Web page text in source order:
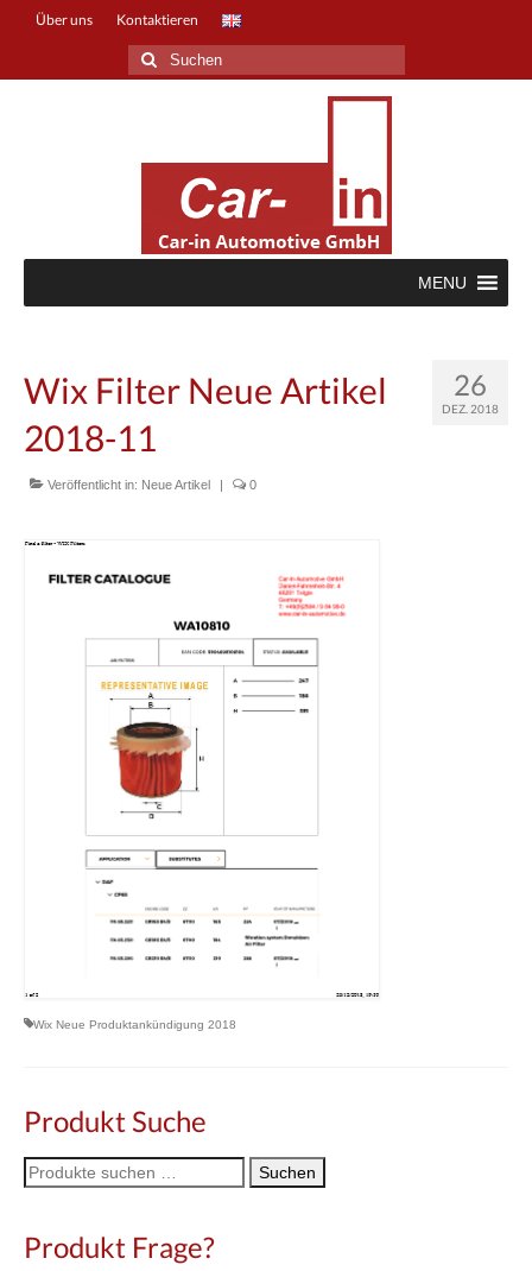
Über uns Kontaktieren
Suche
nach:
MENU
26
DEZ. 2018
Wix Filter Neue Artikel
2018-11
Veröffentlicht in: Neue Artikel | 0
Wix Neue Produktankündigung 2018
Produkt Suche
Suche
nach:
Suchen
Produkt Frage?